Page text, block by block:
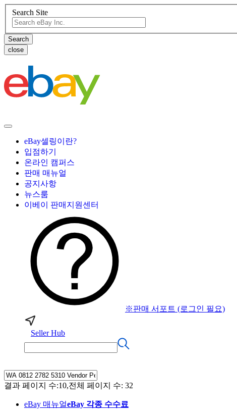
Search Site
close
eBay셀링이란?
입점하기
온라인 캠퍼스
판매 매뉴얼
공지사항
뉴스룸
이베이 판매지원센터
※판매 서포트 (로그인 필요)
Seller Hub
결과 페이지 수:10,전체 페이지 수: 32
eBay 매뉴얼eBay 각종 수수료